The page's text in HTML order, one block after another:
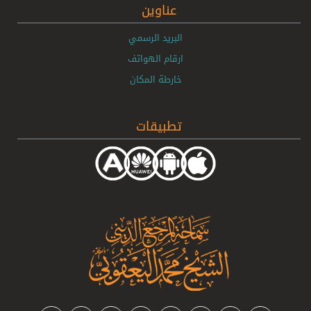
عناوين
البريد الرسمي
ارقام الهواتف
خارطة المكان
تطبيقات